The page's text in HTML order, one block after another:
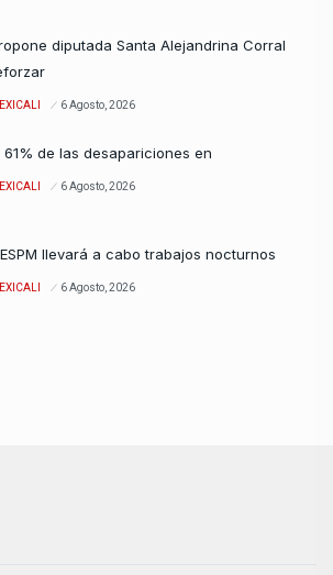
diputada Santa Alejandrina Corral
6 Agosto, 2026
61% de las desapariciones en
6 Agosto, 2026
llevará a cabo trabajos nocturnos
6 Agosto, 2026